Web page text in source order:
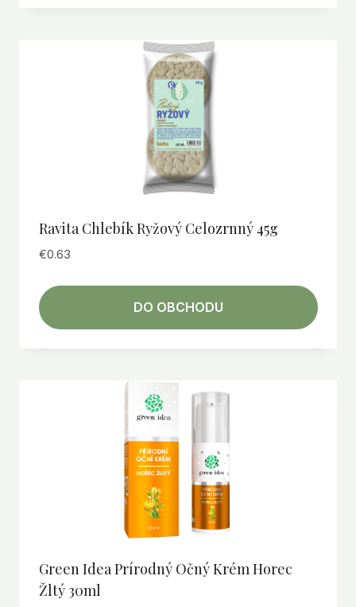
Ravita Chlebík Ryžový Celozrnný 45g
€0.63
DO OBCHODU
Green Idea Prírodný Očný Krém Horec
Žltý 30ml